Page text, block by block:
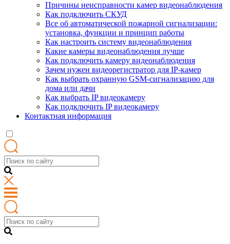
Причины неисправности камер видеонаблюдения
Как подключить СКУД
Все об автоматической пожарной сигнализации:
установка, функции и принцип работы
Как настроить систему видеонаблюдения
Какие камеры видеонаблюдения лучше
Как подключить камеру видеонаблюдения
Зачем нужен видеорегистратор для IP-камер
Как выбрать охранную GSM-сигнализацию для
дома или дачи
Как выбрать IP видеокамеру
Как подключить IP видеокамеру
Контактная информация